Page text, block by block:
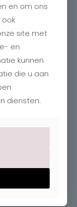
en om ons
ook
site met
en
kunnen
die u aan
diensten.